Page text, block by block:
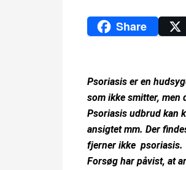
Share
Psoriasis er en
som ikke smitter, men
Psoriasis udbrud kan
ansigtet mm. Der
fjerner ikke psoriasis.
Forsøg har påvist, at